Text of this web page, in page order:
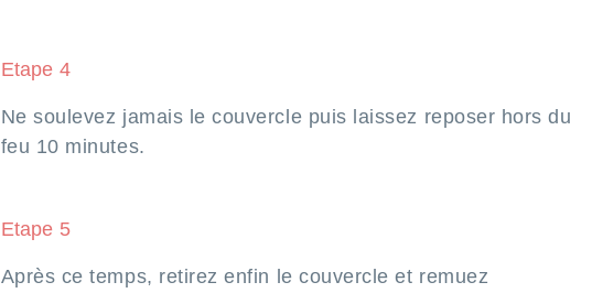
Etape 4
Ne soulevez jamais le couvercle puis laissez reposer hors du
feu 10 minutes.
Etape 5
Après ce temps, retirez enfin le couvercle et remuez